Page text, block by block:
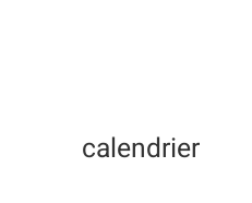
calendrier